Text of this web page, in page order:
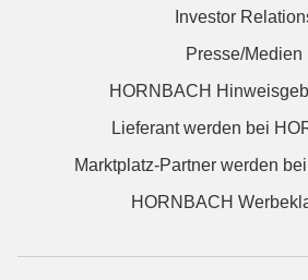
Investor
Presse/Medien
HORNBACH
Lieferant werden bei
Marktplatz-Partner werden
HORNBACH